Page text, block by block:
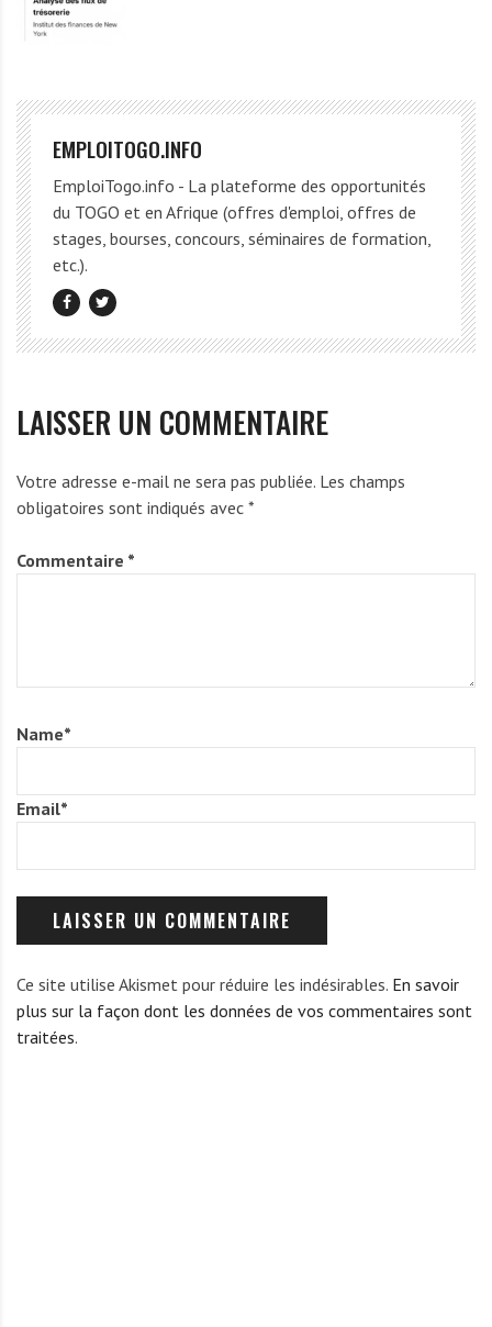
EMPLOITOGO.INFO
EmploiTogo.info - La plateforme des opportunités
du TOGO et en Afrique (offres d'emploi, offres de
stages, bourses, concours, séminaires de formation,
etc.).
LAISSER UN COMMENTAIRE
Votre adresse e-mail ne sera pas publiée. Les champs
obligatoires sont indiqués avec *
Commentaire *
Name*
Email*
Ce site utilise Akismet pour réduire les indésirables. En savoir
plus sur la façon dont les données de vos commentaires sont
traitées.